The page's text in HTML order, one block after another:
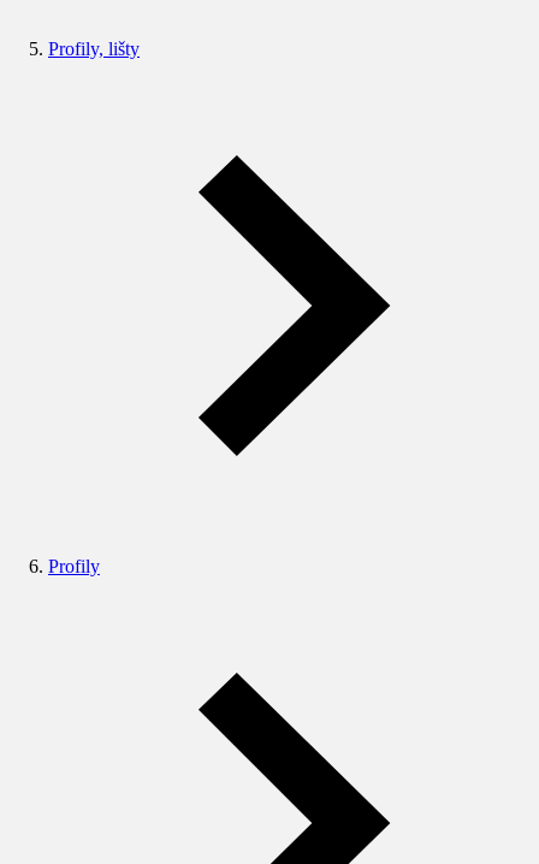
Profily, lišty
Profily